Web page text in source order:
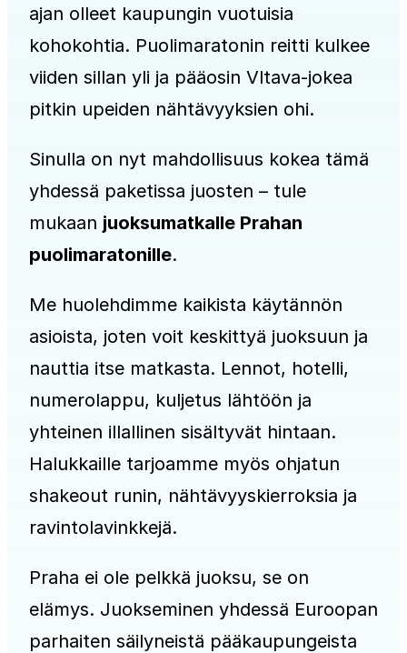
ajan olleet kaupungin vuotuisia
kohokohtia. Puolimaratonin reitti kulkee
viiden sillan yli ja pääosin Vltava-jokea
pitkin upeiden nähtävyyksien ohi.
Sinulla on nyt mahdollisuus kokea tämä
yhdessä paketissa juosten – tule
mukaan juoksumatkalle Prahan
puolimaratonille.
Me huolehdimme kaikista käytännön
asioista, joten voit keskittyä juoksuun ja
nauttia itse matkasta. Lennot, hotelli,
numerolappu, kuljetus lähtöön ja
yhteinen illallinen sisältyvät hintaan.
Halukkaille tarjoamme myös ohjatun
shakeout runin, nähtävyyskierroksia ja
ravintolavinkkejä.
Praha ei ole pelkkä juoksu, se on
elämys. Juokseminen yhdessä Euroopan
parhaiten säilyneistä pääkaupungeista